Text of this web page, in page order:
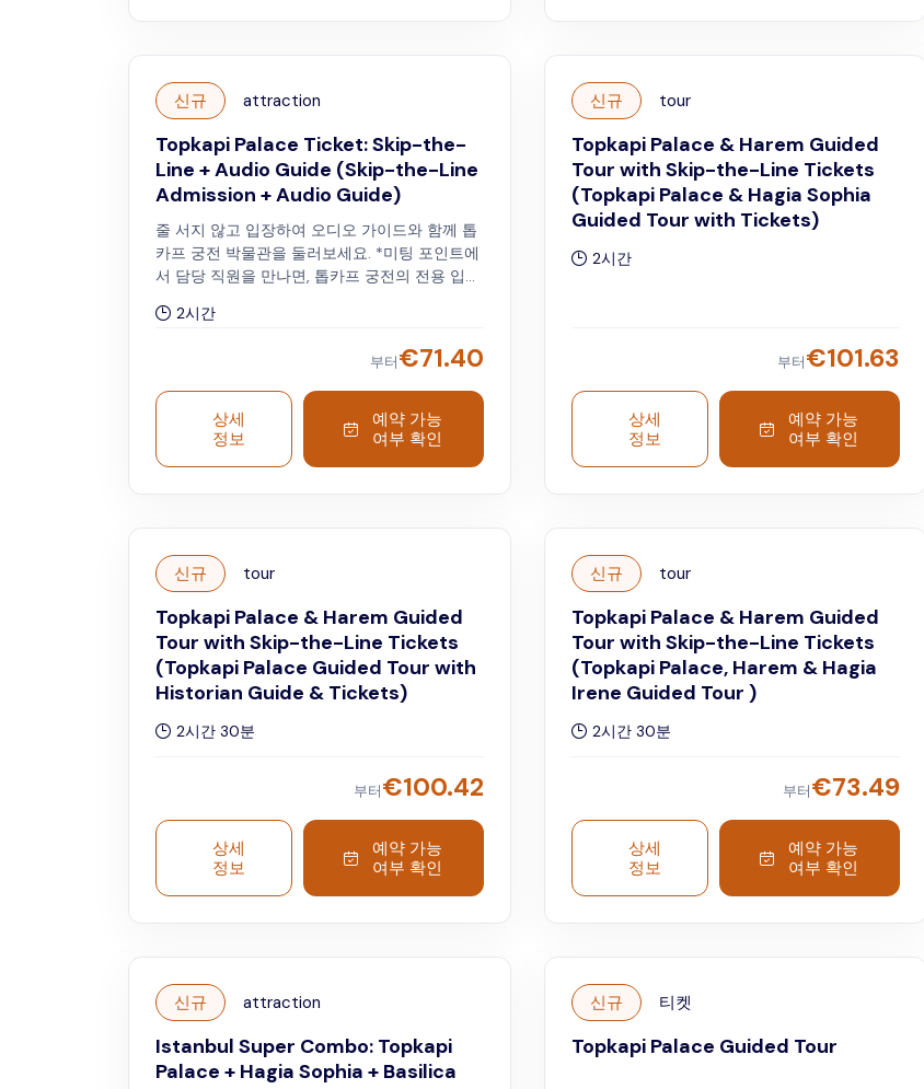
신규 attraction
Topkapi Palace Ticket: Skip-the-
Line + Audio Guide (Skip-the-Line
Admission + Audio Guide)
줄 서지 않고 입장하여 오디오 가이드와 함께 톱
카프 궁전 박물관을 둘러보세요. *미팅 포인트에
서 담당 직원을 만나면, 톱카프 궁전의 전용 입구
2시간
부터€71.40
상세
정보
예약 가능
여부 확인
신규 tour
Topkapi Palace & Harem Guided
Tour with Skip-the-Line Tickets
(Topkapi Palace & Hagia Sophia
Guided Tour with Tickets)
2시간
부터€101.63
상세
정보
예약 가능
여부 확인
신규 tour
Topkapi Palace & Harem Guided
Tour with Skip-the-Line Tickets
(Topkapi Palace Guided Tour with
Historian Guide & Tickets)
2시간 30분
부터€100.42
상세
정보
예약 가능
여부 확인
신규 tour
Topkapi Palace & Harem Guided
Tour with Skip-the-Line Tickets
(Topkapi Palace, Harem & Hagia
Irene Guided Tour )
2시간 30분
부터€73.49
상세
정보
예약 가능
여부 확인
신규 attraction
Istanbul Super Combo: Topkapi
Palace + Hagia Sophia + Basilica
신규 티켓
Topkapi Palace Guided Tour